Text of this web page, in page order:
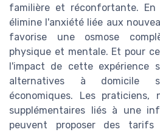
familière et réconfortante.
élimine l'anxiété liée aux
favorise une osmose
physique et mentale. Et pour
l'impact de cette expérience
alternatives à domicile
économiques. Les
supplémentaires liés à une
peuvent proposer des